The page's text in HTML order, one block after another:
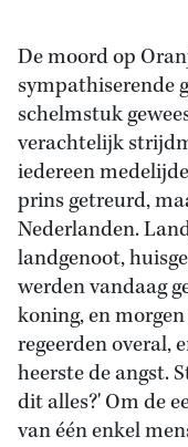
De moord op
sympathiserende
schelmstuk
verachtelijk
iedereen
prins getreurd,
Nederlanden.
landgenoot,
werden vandaag
koning, en
regeerden overal,
heerste de angst.
dit alles?' Om de
van één enkel